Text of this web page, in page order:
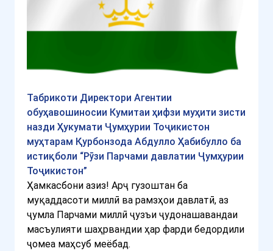
Табрикоти Директори Агентии
обуҳавошиносии Кумитаи ҳифзи муҳити зисти
назди Ҳукумати Ҷумҳурии Тоҷикистон
муҳтарам Қурбонзода Абдулло Ҳабибулло ба
истиқболи “Рӯзи Парчами давлатии Ҷумҳурии
Тоҷикистон”
Ҳамкасбони азиз! Арҷ гузоштан ба
муқаддасоти миллӣ ва рамзҳои давлатӣ, аз
ҷумла Парчами миллӣ ҷузъи ҷудонашавандаи
масъулияти шаҳрвандии ҳар фарди бедордили
ҷомеа маҳсуб меёбад.